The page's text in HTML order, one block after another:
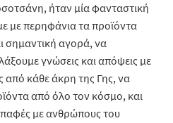
ήταν μία φανταστική
με περηφάνια τα προϊόντα
σημαντική αγορά, να
γνώσεις και απόψεις με
κάθε άκρη της Γης, να
από όλο τον κόσμο, και
με ανθρώπους του